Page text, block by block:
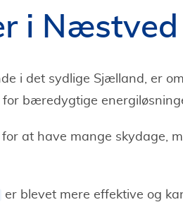
i Næstved
i det sydlige Sjælland, er
for bæredygtige
at have mange skydage,
er blevet mere effektive og